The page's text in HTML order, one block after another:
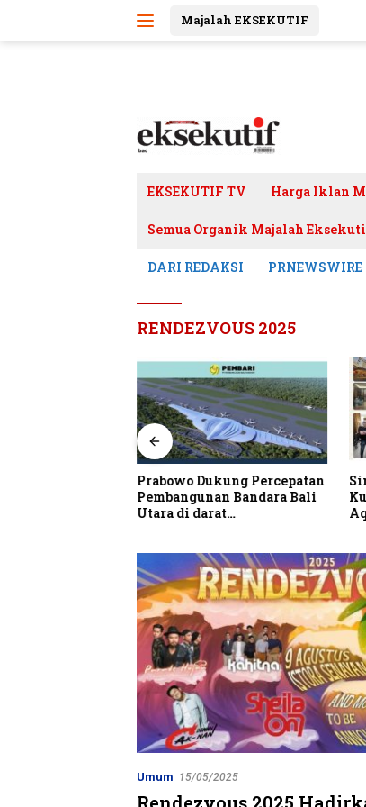
Majalah EKSEKUTIF
EKSEKUTIF TV Harga Iklan
Semua Organik Majalah
DARI REDAKSI PRNEWSWIRE
RENDEZVOUS 2025
Prabowo Dukung Percepatan
Pembangunan Bandara Bali
Utara di darat
Umum 15/05/2025
Rendezvous 2025